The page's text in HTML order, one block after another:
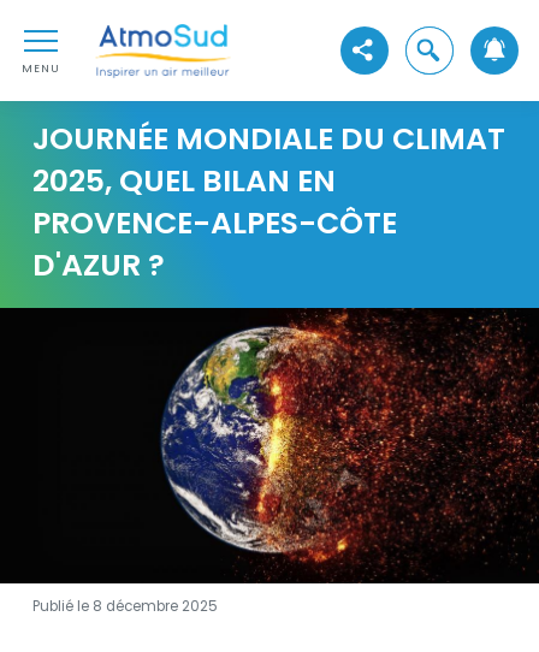
Aller au premier menu de navigation
Aller à la recherche
MENU
AtmoSud
Voir les réseaux sociaux
Ouvrir la
JOURNÉE MONDIALE DU CLIMAT
2025, QUEL BILAN EN
PROVENCE-ALPES-CÔTE
D'AZUR ?
Visuel
Publié le 8 décembre 2025